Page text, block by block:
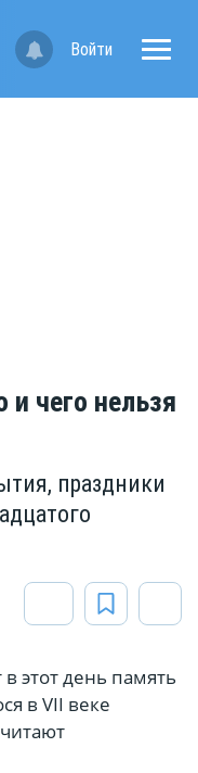
Войти
чего нельзя
праздники
этот день память
в VII веке